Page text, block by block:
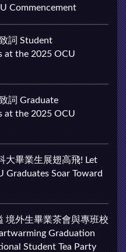
Commencement
詞 Student
at the 2025 OCU
詞 Graduate
at the 2025 OCU
大畢業生展翅高飛! Let
Graduates Soar Toward
境外生畢業茶會與專班校
Graduation
Student Tea Party